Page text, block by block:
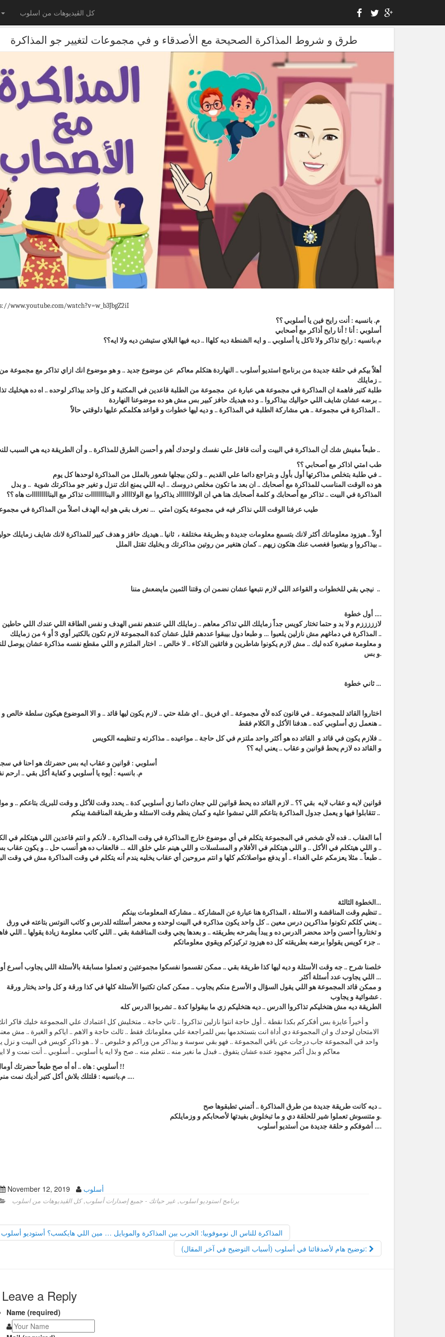
كل الڤيديوهات من اسلوب
طرق و شروط المذاكرة الصحيحة مع الأصدقاء و في مجموعات لتغيير جو المذاكرة
www.youtube.com/watch?v=w_b3JbgZ2iI
أسلوبي : أنا ! أنا رايح أذاكر مع أصحابي
م.بانسيه : رايح تذاكر ولا تاكل يا أسلوبي .. و ايه الشنطة ديه كلهاا .. ديه فيها البلاي ستيشن ديه ولا ايه؟؟
أهلاً بيكم في حلقة جديدة من برنامج استديو أسلوب .. النهاردة هتكلم معاكم عن موضوع جديد .. و هو موضوع انك ازاي تذاكر مع مجموعة من
زمايلك ..
برضه عشان شايف اللي حواليك بيذاكروا .. و ده هيديك حافز كبير بس مش هو ده موضوعنا النهاردة ..
المذاكرة في مجموعة .. هي مشاركة الطلبة في المذاكرة .. و ديه ليها خطوات و قواعد هكلمكم عليها دلوقتي حالاً ..
طبعاً مفيش شك أن المذاكرة في البيت و أنت قافل علي نفسك و لوحدك أهم و أحسن الطرق للمذاكرة .. و أن الطريقة ديه هي السبب للنجاح ..
طب امتي اذاكر مع أصحابي ؟؟
في طلبة بتخلص مذاكرتها أول بأول و بتراجع دائما علي القديم .. و لكن بيجلها شعور بالملل من المذاكرة لوحدها كل يوم ..
هو ده الوقت المناسب للمذاكرة مع أصحابك .. ان بعد ما تكون مخلص دروسك .. ايه اللي يمنع انك تنزل و تغير جو مذاكرتك شوية .. و بدل
المذاكرة في البيت .. تذاكر مع أصحابك و كلمة أصحابك هنا هي ان الولاااااااد يذاكروا مع الولاااااد و البناااااااات تذاكر مع البنااااااااات هاه ؟؟
طيب عرفنا الوقت اللي نذاكر فيه في مجموعة يكون امتي … نعرف بقي هو ايه الهدف اصلاً من المذاكرة في مجموعة ؟؟
أولاً .. هيزود معلوماتك أكثر لانك بتسمع معلومات جديدة و بطريقة مختلفة ، ثانيا .. هيديك حافز و هدف كبير للمذاكرة لانك شايف زمايلك
بيذاكروا و بيتعبوا فغصب عنك هتكون زيهم .. كمان هتغير من روتين مذاكرتك و يخليك تقتل الملل ..
نيجي بقي للخطوات و القواعد اللي لازم نتبعها عشان نضمن ان وقتنا الثمين مايضعش مننا ..
أول خطوة ….
لازززززم و لا بد و حتما تختار كويس جداً زمايلك اللي تذاكر معاهم .. زمايلك اللي عندهم نفس الهدف و نفس الطاقة اللي عندك اللي حاطين
المذاكرة في دماغهم مش نازلين يلعبوا … و طبعا دول بيبقوا عددهم قليل عشان كدة المجموعة لازم تكون بالكتير أوي 3 أو 4 من زمايلك ..
و معلومة صغيرة كده ليك .. مش لازم يكونوا شاطرين و فائقين الذكاء .. لا خالص .. اختار الملتزم و اللي مقطع نفسه مذاكرة عشان يوصل
و بس.
ثاني خطوة …
اختاروا القائد للمجموعة .. في قانون كده لأي مجموعة .. اي فريق .. اي شلة حتي .. لازم يكون ليها قائد .. و الا الموضوع هيكون سلطة خالص و
هنعمل زي أسلوبي كده .. هدفنا الأكل و الكلام فقط ..
فلازم يكون في قائد و القائد ده هو أكثر واحد ملتزم في كل حاجة .. مواعيده .. مذاكرته و تنظيمه الكويس ..
و القائد ده لازم يحط قوانين و عقاب .. يعني ايه ؟؟
أسلوبي : قوانين و عقاب ايه بس حضرتك هو احنا في
م. بانسيه : أيوه يا أسلوبي و كفاية أكل بقي .. ارحم نفسك
قوانين لايه و عقاب لايه بقي ؟؟ .. لازم القائد ده يحط قوانين للي جعان دائما زي أسلوبي كدة .. يحدد وقت للأكل و وقت للبريك بتاعكم .. و
تتقابلوا فيها و يعمل جدول المذاكرة بتاعكم اللي تمشوا عليه و كمان ينظم وقت الاسئلة و طريقة المناقشة بينكم ..
أما العقاب .. فده لأي شخص في المجموعة يتكلم في أي موضوع خارج المذاكرة في وقت المذاكرة .. لأنكم و انتم قاعدين اللي هيتكلم في
.. و اللي هيتكلم في الأكل .. و اللي هيتكلم في الأفلام و المسلسلات و اللي هينم علي خلق الله … فالعقاب ده هو أنسب حل .. و يكون عقاب
طبعاً .. مثلا يعزمكم علي الغداء .. أو يدفع مواصلاتكم كلها و انتم مروحين أي عقاب يخليه يندم أنه يتكلم في وقت المذاكرة مش في وقت البريك ..
الخطوة الثالثة…
تنظيم وقت المناقشة و الاسئلة ، المذاكرة هنا عبارة عن المشاركة .. مشاركة المعلومات بينكم ..
يعني كلكم تكونوا مذاكرين درس معين .. كل واحد يكون مذاكره في البيت لوحده و محضر أسئلته للدرس و كاتب النوتس بتاعته في ورق ..
و تختاروا أحسن واحد محضر الدرس ده و يبدأ يشرحه بطريقته .. و بعدها يجي وقت المناقشة بقي .. اللي كاتب معلومة زيادة يقولها .. اللي
جزء كويس يقولوا برضه بطريقته كل ده هيزود تركيزكم ويقوي معلوماتكم ..
خلصنا شرح .. جه وقت الأسئلة و ديه ليها كذا طريقة بقي .. ممكن تقسموا نفسكوا مجموعتين و تعملوا مسابقة بالأسئلة اللي يجاوب أسرع أو
اللي يجاوب عدد أسئلة أكثر …
و ممكن قائد المجموعة هو اللي يقول السؤال و الأسرع منكم يجاوب .. ممكن كمان تكتبوا الأسئلة كلها في كذا ورقة و كل واحد يختار ورقة
عشوائية و يجاوب .
الطريقة ديه مش هتخليكم تذاكروا الدرس .. ديه هتخليكم زي ما بيقولوا كدة .. تشربوا الدرس كله
و أخيراً عايزة بس أفكركم بكذا نقطة .. أول حاجة انتوا نازلين تذاكروا .. ثاني حاجة .. متخليش كل اعتمادك علي المجموعة خليك فاكر
الامتحان لوحدك و ان المجموعة دي أداة انت بتستخدمها بس للمراجعة علي معلوماتك فقط .. ثالث حاجة و الاهم .. اياكم و الغيرة .. مش
واحد في المجموعة جاب درجات عن باقي المجموعة .. فهو بقي سوسة و بيذاكر من وراكم و خلبوص .. لا .. هو ذاكر كويس في البيت و نزل
معاكم و بذل أكبر مجهود عنده عشان يتفوق .. فبدل ما نغير منه .. نتعلم منه .. صح ولا ايه يا أسلوبي .. أسلوبي .. أنت نمت و لا
أسلوبي : هاه .. أه أه صح طبعاً حضرتك أومال ايه !!
م.بانسيه : قلتلك بلاش أكل كتير أديك نمت مني أهو ….
ديه كانت طريقة جديدة من طرق المذاكرة .. أتمني تطبقوها صح ..
و متنسوش تعملوا شير للحلقة دي و ما تبخلوش بفيدتها لأصحابكم و وزمايلكم.
أشوفكم و حلقة جديدة من أستديو أسلوب ….
November 12, 2019 أسلوب
برنامج استوديو اسلوب,غير حياتك - جميع إصدارات أسلوب,كل الڤيديوهات من اسلوب
المذاكرة للناس ال نوموفوبيا: الحرب بين المذاكرة والموبايل … مين اللي هايكسب؟ أستوديو أسلوب
توضيح هام لأصدقائنا في أسلوب (أسباب التوضيح في آخر المقال):
a Reply
Name (required)